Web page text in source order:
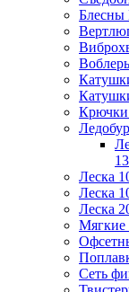
Блесны
Леска
Леска
Леска
Мягкие
Сеть